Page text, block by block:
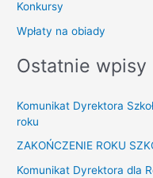
Konkursy
Wpłaty na obiady
Ostatnie wpisy
Komunikat Dyrektora
roku
ZAKOŃCZENIE ROKU
Komunikat Dyrektora dla